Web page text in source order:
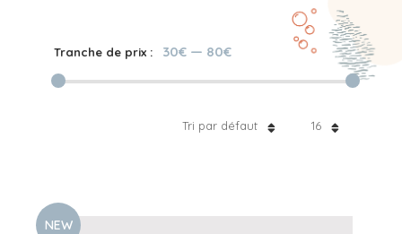
Tranche de prix : 30€ — 80€
16
Tri par défaut
NEW